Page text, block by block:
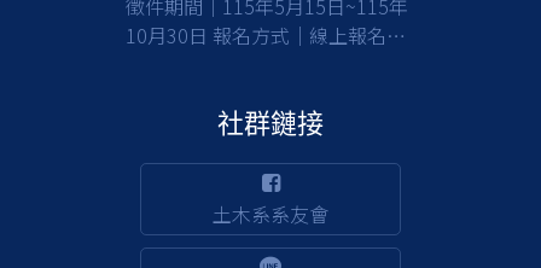
質與建設效能，請有意從事公部門
工程建設工作之應屆畢業生及校友
(含相關職缺資訊)1份，請於截止
日前(115/8/17)，至行政院人事行
政總處事求人機關徵才系統
(https://web3.dgpa.gov.tw/want03front/AP/
)，在機關名稱輸入「交通部公路
局南區公路新建工程分局」，可查
徵件期間｜115年5月15日~115年
10月30日 報名方式｜線上報名及
社群鏈接
土木系系友會